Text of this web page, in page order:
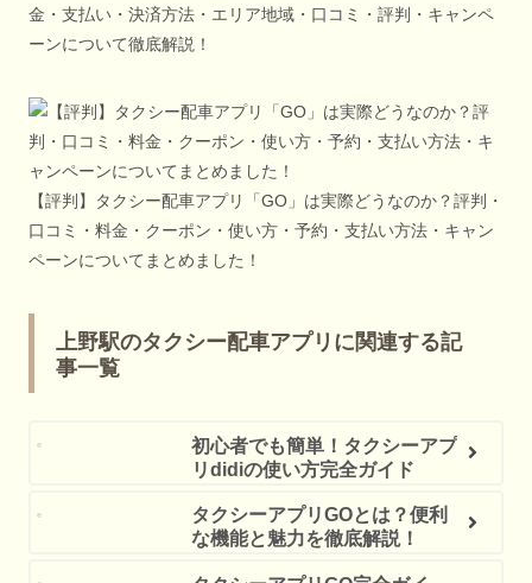
金・支払い・決済方法・エリア地域・口コミ・評判・キャンペ
ーンについて徹底解説！
【評判】タクシー配車アプリ「GO」は実際どうなのか？評判・
口コミ・料金・クーポン・使い方・予約・支払い方法・キャン
ペーンについてまとめました！
上野駅のタクシー配車アプリに関連する記
事一覧
初心者でも簡単！タクシーアプ
リdidiの使い方完全ガイド
タクシーアプリGOとは？便利
な機能と魅力を徹底解説！